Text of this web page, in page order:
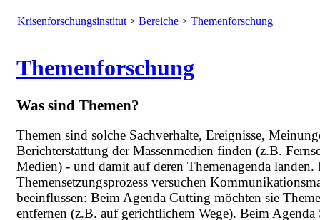
Krisenforschungsinstitut > Bereiche > Themenforschung
Themenforschung
Was sind Themen?
Themen sind solche Sachverhalte, Ereignisse,
Berichterstattung der Massenmedien finden (z.B.
Medien) - und damit auf deren Themenagenda landen.
Themensetzungsprozess versuchen
beeinflussen: Beim Agenda Cutting möchten sie
entfernen (z.B. auf gerichtlichem Wege). Beim